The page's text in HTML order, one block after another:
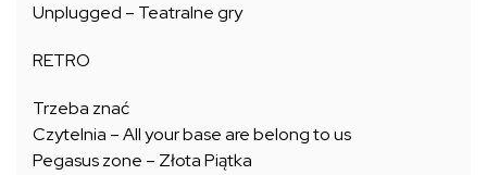
Unplugged – Teatralne gry
RETRO
Trzeba znać
Czytelnia – All your base are belong to us
Pegasus zone – Złota Piątka